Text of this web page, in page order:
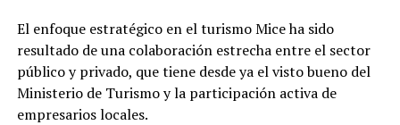
El enfoque estratégico en el turismo Mice ha sido
resultado de una colaboración estrecha entre el sector
público y privado, que tiene desde ya el visto bueno del
Ministerio de Turismo y la participación activa de
empresarios locales.